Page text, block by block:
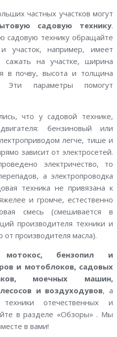
частных участков могут
садовую технику.
садовую технику обращайте
участок, например, имеет
на участке, ширина
в почву, высота и толщина
Эти параметры помогут
что у садовой технике,
бензиновый или
легче, тише и
зависит от электросетей.
электричество, то
а электропроводка
техника не привязана к
и громче, естественно
смесь (смешивается в
производителя техники и
от производителя масла).
бензопил и
и мотоблоков, садовых
моечных машин,
и воздуходувов, а
отечественных и
в разделе «Обзоры» . Мы
в вами!